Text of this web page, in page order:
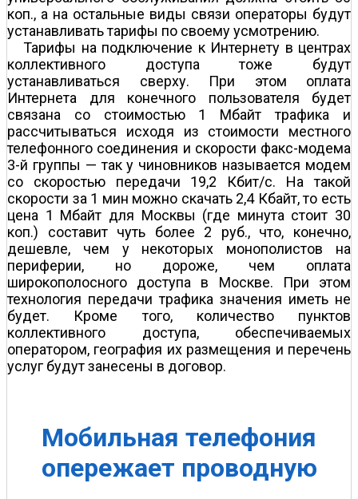
коп., а на остальные виды связи операторы будут
устанавливать тарифы по своему усмотрению.
Тарифы на подключение к Интернету в центрах
коллективного доступа тоже будут
устанавливаться сверху. При этом оплата
Интернета для конечного пользователя будет
связана со стоимостью 1 Мбайт трафика и
рассчитываться исходя из стоимости местного
телефонного соединения и скорости факс-модема
3-й группы — так у чиновников называется модем
со скоростью передачи 19,2 Кбит/с. На такой
скорости за 1 мин можно скачать 2,4 Кбайт, то есть
цена 1 Мбайт для Москвы (где минута стоит 30
коп.) составит чуть более 2 руб., что, конечно,
дешевле, чем у некоторых монополистов на
периферии, но дороже, чем оплата
широкополосного доступа в Москве. При этом
технология передачи трафика значения иметь не
будет. Кроме того, количество пунктов
коллективного доступа, обеспечиваемых
оператором, география их размещения и перечень
услуг будут занесены в договор.
Мобильная телефония
опережает проводную